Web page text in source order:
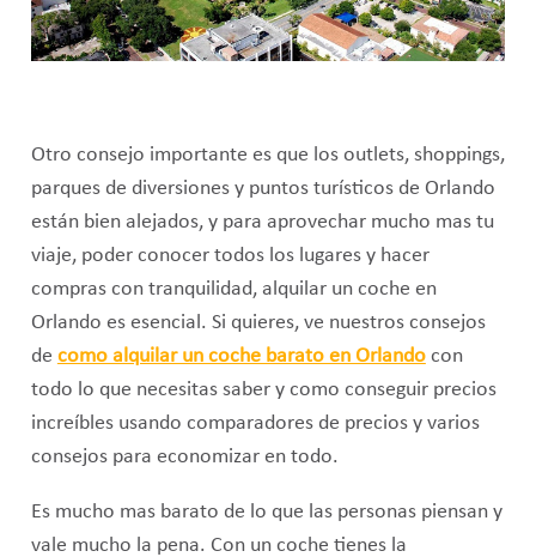
Otro consejo importante es que los outlets, shoppings,
parques de diversiones y puntos turísticos de Orlando
están bien alejados, y para aprovechar mucho mas tu
viaje, poder conocer todos los lugares y hacer
compras con tranquilidad, alquilar un coche en
Orlando es esencial. Si quieres, ve nuestros consejos
de como alquilar un coche barato en Orlandocon
todo lo que necesitas saber y como conseguir precios
increíbles usando comparadores de precios y varios
consejos para economizar en todo.
Es mucho mas barato de lo que las personas piensan y
vale mucho la pena. Con un coche tienes la